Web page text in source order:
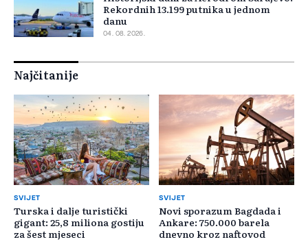
Rekordnih 13.199 putnika u jednom
danu
04. 08. 2026.
Najčitanije
SVIJET
Turska i dalje turistički
gigant: 25,8 miliona gostiju
za šest mjeseci
SVIJET
Novi sporazum Bagdada i
Ankare: 750.000 barela
dnevno kroz naftovod